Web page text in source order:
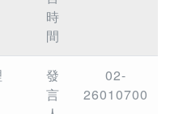
時
間
發
言
02-
26010700